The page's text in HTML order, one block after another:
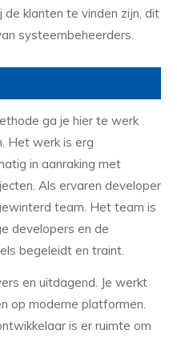
klanten te vinden zijn, dit
systeembeheerders.
ga je hier te werk
Het werk is erg
in aanraking met
Als ervaren developer
team. Het team is
developers en de
begeleidt en traint.
en uitdagend. Je werkt
op moderne platformen.
is er ruimte om